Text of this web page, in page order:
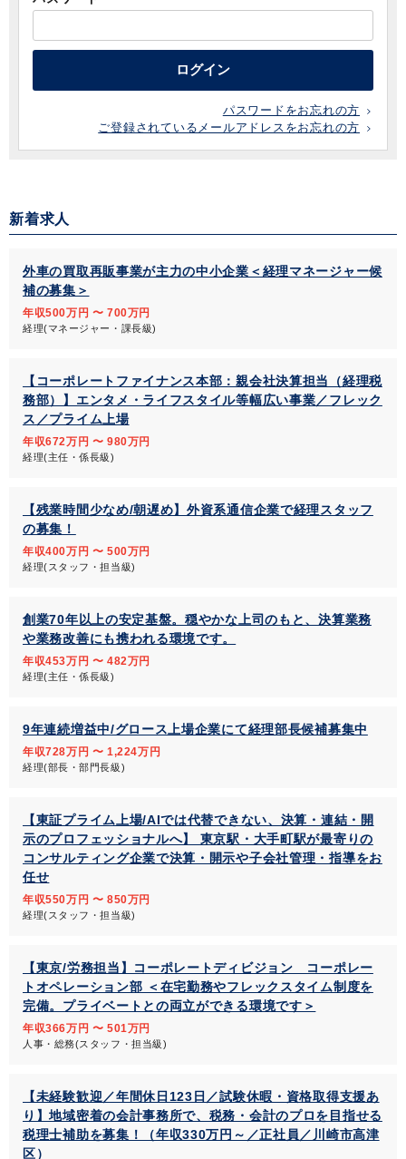
ログイン
パスワードをお忘れの方
ご登録されているメールアドレスをお忘れの方
新着求人
外車の買取再販事業が主力の中小企業＜経理マネージャー候
補の募集＞
年収500万円 〜 700万円
経理(マネージャー・課長級)
【コーポレートファイナンス本部：親会社決算担当（経理税
務部）】エンタメ・ライフスタイル等幅広い事業／フレック
ス／プライム上場
年収672万円 〜 980万円
経理(主任・係長級)
【残業時間少なめ/朝遅め】外資系通信企業で経理スタッフ
の募集！
年収400万円 〜 500万円
経理(スタッフ・担当級)
創業70年以上の安定基盤。穏やかな上司のもと、決算業務
や業務改善にも携われる環境です。
年収453万円 〜 482万円
経理(主任・係長級)
9年連続増益中/グロース上場企業にて経理部長候補募集中
年収728万円 〜 1,224万円
経理(部長・部門長級)
【東証プライム上場/AIでは代替できない、決算・連結・開
示のプロフェッショナルへ】 東京駅・大手町駅が最寄りの
コンサルティング企業で決算・開示や子会社管理・指導をお
任せ
年収550万円 〜 850万円
経理(スタッフ・担当級)
【東京/労務担当】コーポレートディビジョン コーポレー
トオペレーション部 ＜在宅勤務やフレックスタイム制度を
完備。プライベートとの両立ができる環境です＞
年収366万円 〜 501万円
人事・総務(スタッフ・担当級)
【未経験歓迎／年間休日123日／試験休暇・資格取得支援あ
り】地域密着の会計事務所で、税務・会計のプロを目指せる
税理士補助を募集！（年収330万円～／正社員／川崎市高津
区）